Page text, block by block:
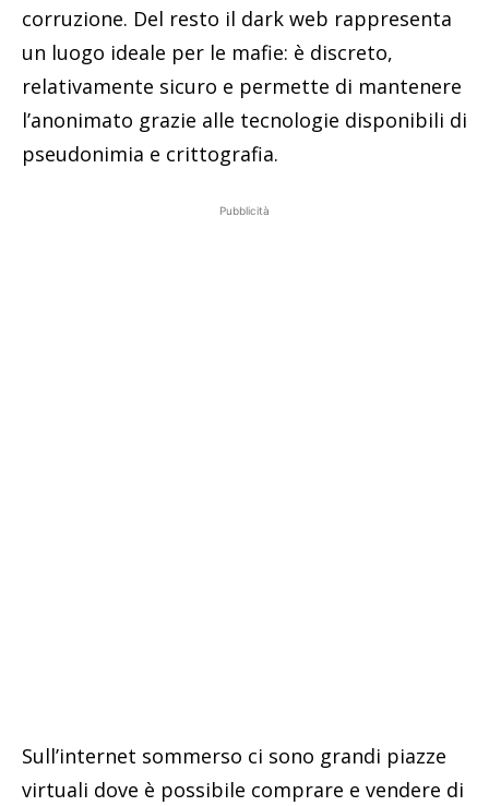
corruzione. Del resto il dark web rappresenta
un luogo ideale per le mafie: è discreto,
relativamente sicuro e permette di mantenere
l’anonimato grazie alle tecnologie disponibili di
pseudonimia e crittografia.
Pubblicità
Sull’internet sommerso ci sono grandi piazze
virtuali dove è possibile comprare e vendere di